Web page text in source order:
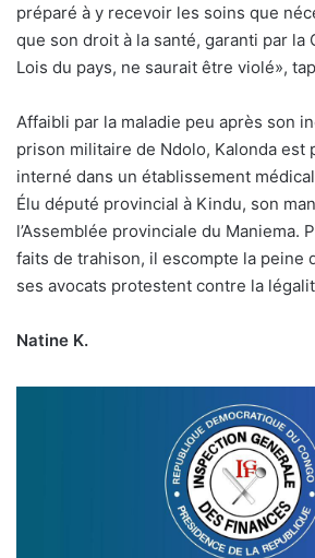
préparé à y recevoir les soins que
que son droit à la santé, garanti par la
Lois du pays, ne saurait être violé»,
Affaibli par la maladie peu après son
prison militaire de Ndolo, Kalonda est
interné dans un établissement
Élu député provincial à Kindu, son
l’Assemblée provinciale du Maniema.
faits de trahison, il escompte la peine
ses avocats protestent contre la
Natine K.